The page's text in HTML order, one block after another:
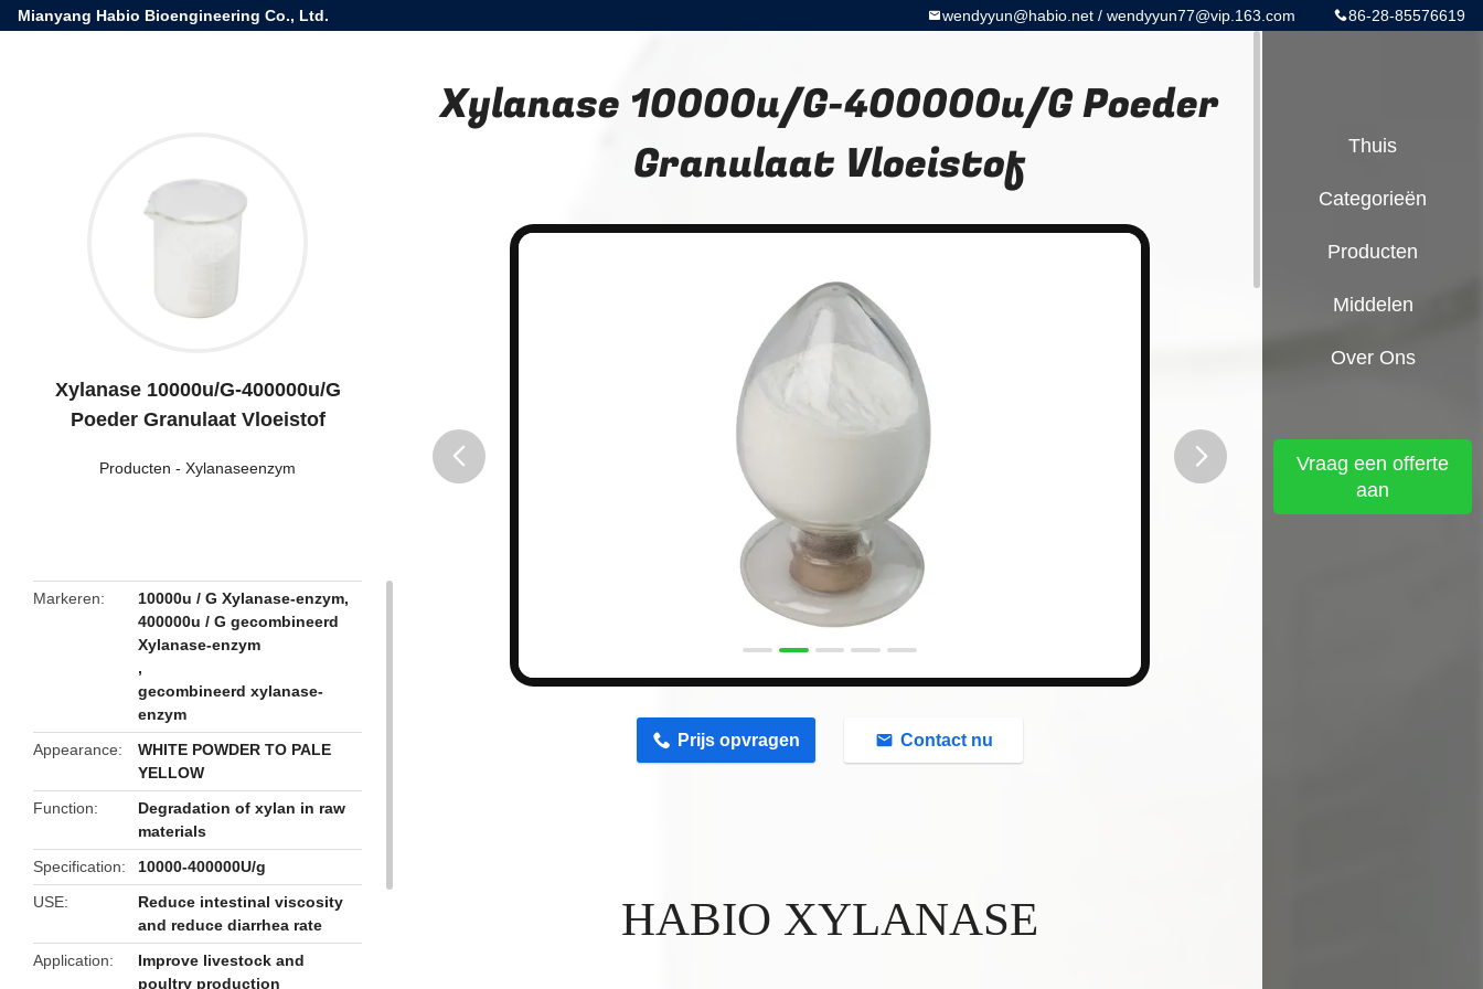
Mianyang Habio Bioengineering Co., Ltd. 86-28-85576619
wendyyun@habio.net / wendyyun77@vip.163.com
Xylanase 10000u/G-400000u/G
Poeder Granulaat Vloeistof
Producten - Xylanaseenzym
Markeren 10000u / G Xylanase-enzym,
400000u / G gecombineerd
Xylanase-enzym
,
gecombineerd xylanase-
enzym
Appearance
WHITE POWDER TO PALE
YELLOW
Function
Degradation of xylan in raw
materials
Specification
10000-400000U/g
USE
Reduce intestinal viscosity
and reduce diarrhea rate
Application
Improve livestock and
poultry production
Xylanase 10000u/G-400000u/G Poeder
Granulaat Vloeistof
Prijs opvragen Contact nu
HABIO XYLANASE
Thuis
Categorieën
Producten
Middelen
Over Ons
Vraag een offerte
aan